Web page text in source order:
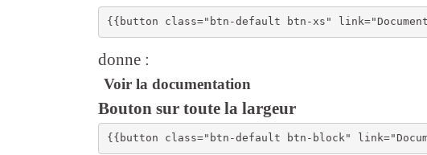
donne :
Voir la documentation
Bouton sur toute la largeur